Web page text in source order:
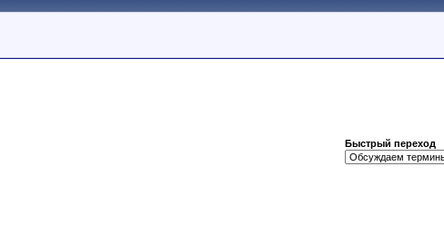
Быстрый переход